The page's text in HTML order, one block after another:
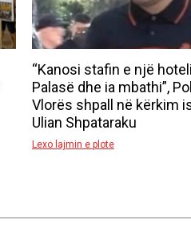
“Kanosi stafin e një
Palasë dhe ia mbathi”,
Vlorës shpall në kërkim
Ulian Shpataraku
Lexo lajmin e plote